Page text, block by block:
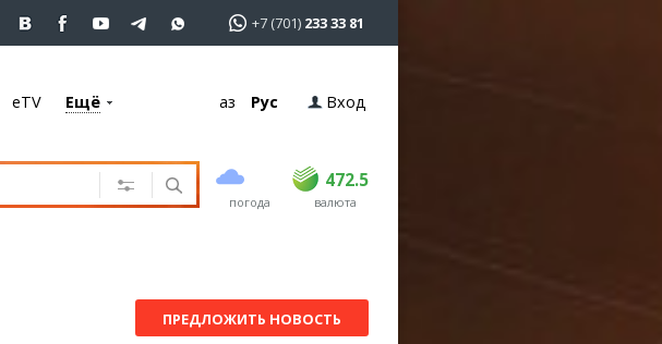
+7 (701) 233 33 81
eTV Ещё Қаз Рус Вход
погода
472.5
USD 469 472.5
EUR валюта
ПРЕДЛОЖИТЬ НОВОСТЬ